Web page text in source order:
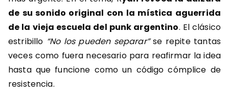
de su sonido original con la mística aguerrida
de la vieja escuela del punk argentino. El clásico
estribillo “No los pueden separar”se repite tantas
veces como fuera necesario para reafirmar la idea
hasta que funcione como un código cómplice de
resistencia.